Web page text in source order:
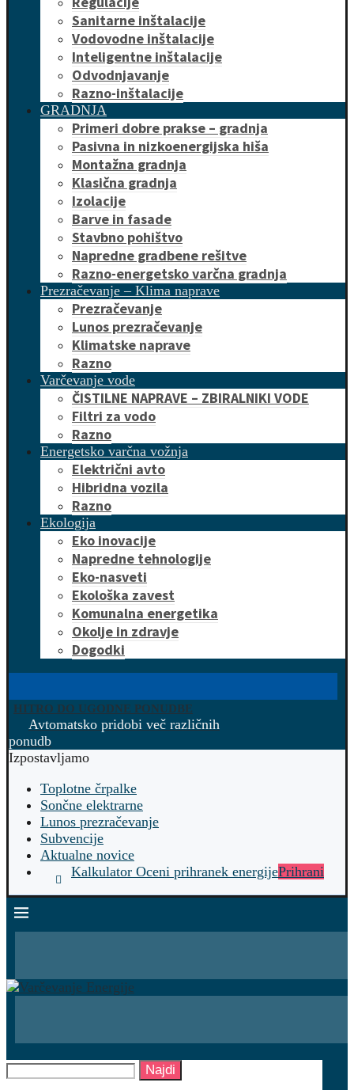
Sanitarne inštalacije
Vodovodne inštalacije
Inteligentne inštalacije
Odvodnjavanje
Razno-inštalacije
GRADNJA
Primeri dobre prakse – gradnja
Pasivna in nizkoenergijska hiša
Montažna gradnja
Klasična gradnja
Izolacije
Barve in fasade
Stavbno pohištvo
Napredne gradbene rešitve
Razno-energetsko varčna gradnja
Prezračevanje – Klima naprave
Prezračevanje
Lunos prezračevanje
Klimatske naprave
Razno
Varčevanje vode
ČISTILNE NAPRAVE – ZBIRALNIKI VODE
Filtri za vodo
Razno
Energetsko varčna vožnja
Električni avto
Hibridna vozila
Razno
Ekologija
Eko inovacije
Napredne tehnologije
Eko-nasveti
Ekološka zavest
Komunalna energetika
Okolje in zdravje
Dogodki
HITRO DO UGODNE PONUDBE
Avtomatsko pridobi več različnih
ponudb
Izpostavljamo
Toplotne črpalke
Sončne elektrarne
Lunos prezračevanje
Subvencije
Aktualne novice
Kalkulator Oceni prihranek energijePrihrani
Najdi